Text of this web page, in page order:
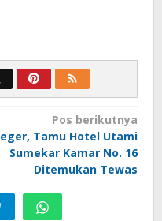
Pos berikutnya
Tamu Hotel Utami
Sumekar Kamar No. 16
Ditemukan Tewas